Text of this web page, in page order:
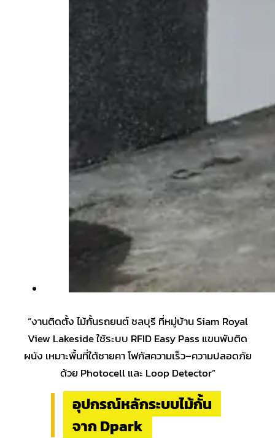
“งานติดตั้ง ไม้กั้นรถยนต์ ชลบุรี ที่หมู่บ้าน Siam Royal
View Lakeside ใช้ระบบ RFID Easy Pass แขนพับติด
ผนัง เหมาะพื้นที่ใต้ชายคา โฟกัสความเร็ว–ความปลอดภัย
ด้วย Photocell และ Loop Detector”
อุปกรณ์หลักระบบไม้กั้น
จาก Dpark